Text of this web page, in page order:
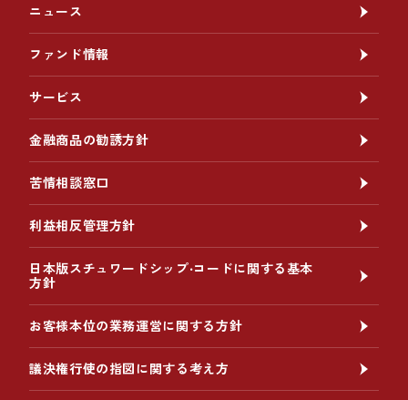
ニュース
ファンド情報
サービス
金融商品の勧誘方針
苦情相談窓口
利益相反管理方針
日本版スチュワードシップ‧コードに関する基本
方針
お客様本位の業務運営に関する方針
議決権行使の指図に関する考え方